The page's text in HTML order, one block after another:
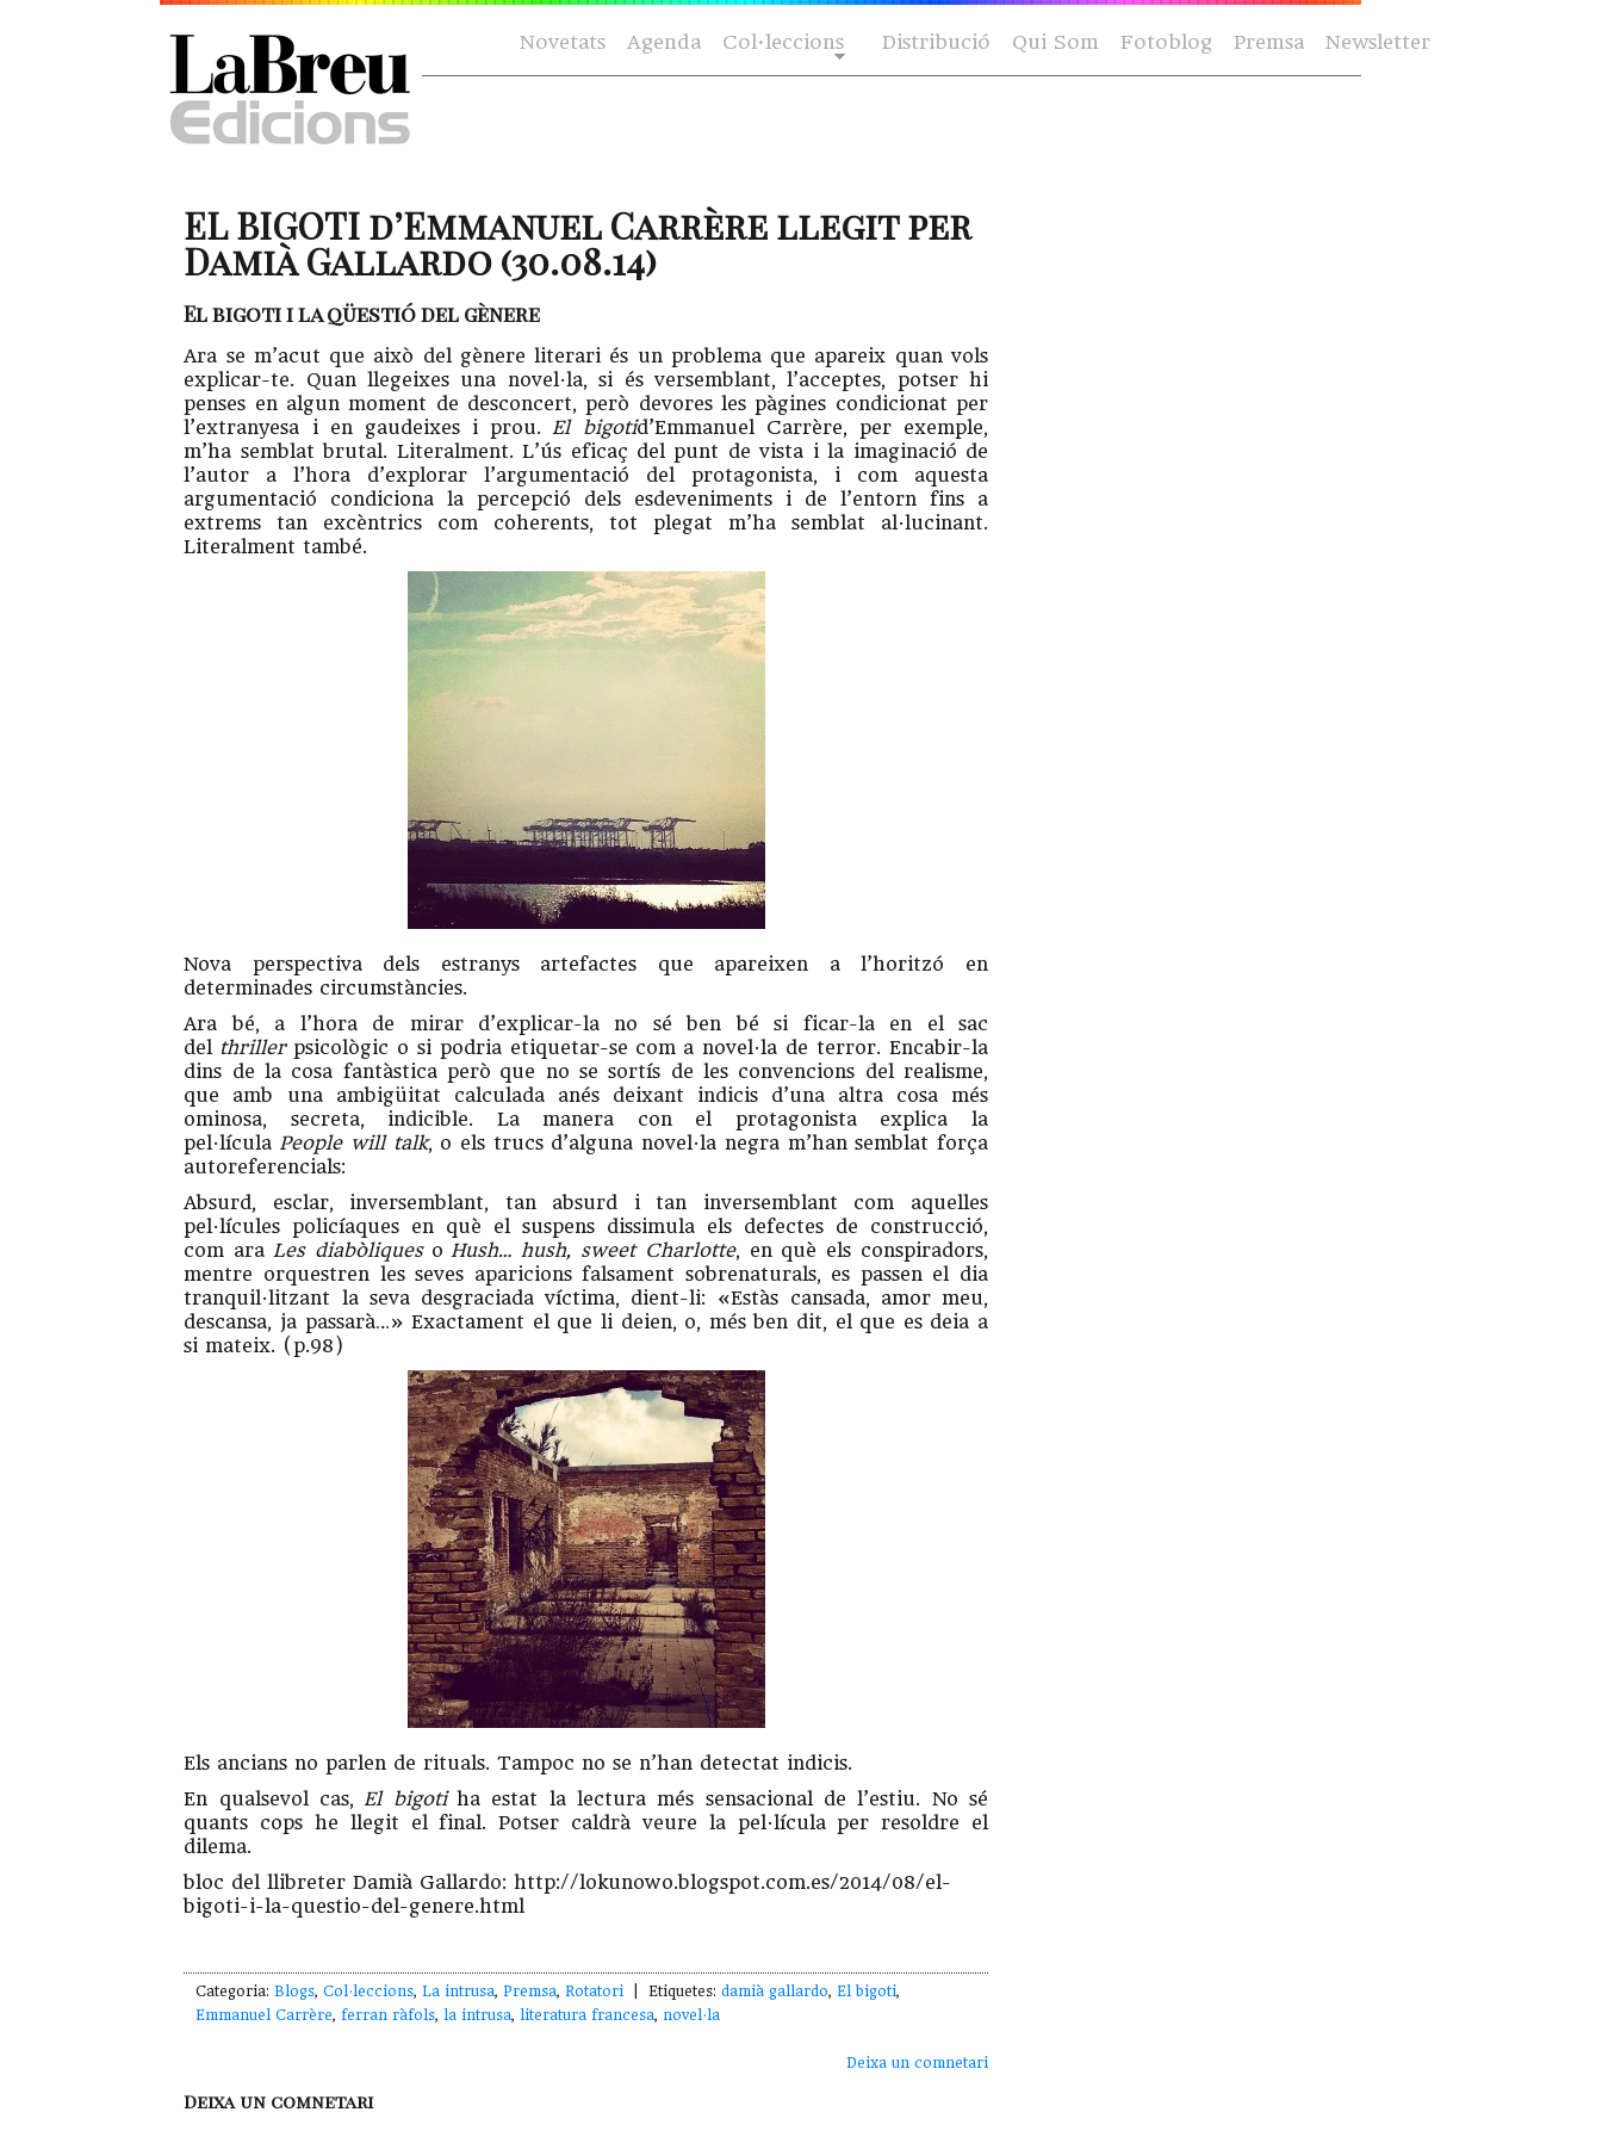
Novetats Agenda Col·leccions Distribució Qui Som Fotoblog Premsa Newsletter
EL BIGOTI d’Emmanuel Carrère llegit per
Damià Gallardo (30.08.14)
El bigoti i la qüestió del gènere
Ara se m’acut que això del gènere literari és un problema que apareix quan vols
explicar-te. Quan llegeixes una novel·la, si és versemblant, l’acceptes, potser hi
penses en algun moment de desconcert, però devores les pàgines condicionat per
l’extranyesa i en gaudeixes i prou. El bigotid’Emmanuel Carrère, per exemple,
m’ha semblat brutal. Literalment. L’ús eficaç del punt de vista i la imaginació de
l’autor a l’hora d’explorar l’argumentació del protagonista, i com aquesta
argumentació condiciona la percepció dels esdeveniments i de l’entorn fins a
extrems tan excèntrics com coherents, tot plegat m’ha semblat al·lucinant.
Literalment també.
Nova perspectiva dels estranys artefactes que apareixen a l’horitzó en
determinades circumstàncies.
Ara bé, a l’hora de mirar d’explicar-la no sé ben bé si ficar-la en el sac
del thrillerpsicològic o si podria etiquetar-se com a novel·la de terror. Encabir-la
dins de la cosa fantàstica però que no se sortís de les convencions del realisme,
que amb una ambigüitat calculada anés deixant indicis d’una altra cosa més
ominosa, secreta, indicible. La manera con el protagonista explica la
pel·lícula People will talk, o els trucs d’alguna novel·la negra m’han semblat força
autoreferencials:
Absurd, esclar, inversemblant, tan absurd i tan inversemblant com aquelles
pel·lícules policíaques en què el suspens dissimula els defectes de construcció,
com ara Les diabòliqueso Hush… hush, sweet Charlotte, en què els conspiradors,
mentre orquestren les seves aparicions falsament sobrenaturals, es passen el dia
tranquil·litzant la seva desgraciada víctima, dient-li: «Estàs cansada, amor meu,
descansa, ja passarà…» Exactament el que li deien, o, més ben dit, el que es deia a
si mateix. (p.98)
Els ancians no parlen de rituals. Tampoc no se n’han detectat indicis.
En qualsevol cas, El bigotiha estat la lectura més sensacional de l’estiu. No sé
quants cops he llegit el final. Potser caldrà veure la pel·lícula per resoldre el
dilema.
bloc del llibreter Damià Gallardo: http://lokunowo.blogspot.com.es/2014/08/el-
bigoti-i-la-questio-del-genere.html
Categoria:Blogs,Col·leccions, La intrusa,Premsa,Rotatori | Etiquetes:damià gallardo, El bigoti,
Emmanuel Carrère, ferran ràfols,la intrusa,literatura francesa, novel·la
Deixa un comnetari
Deixa un comnetari